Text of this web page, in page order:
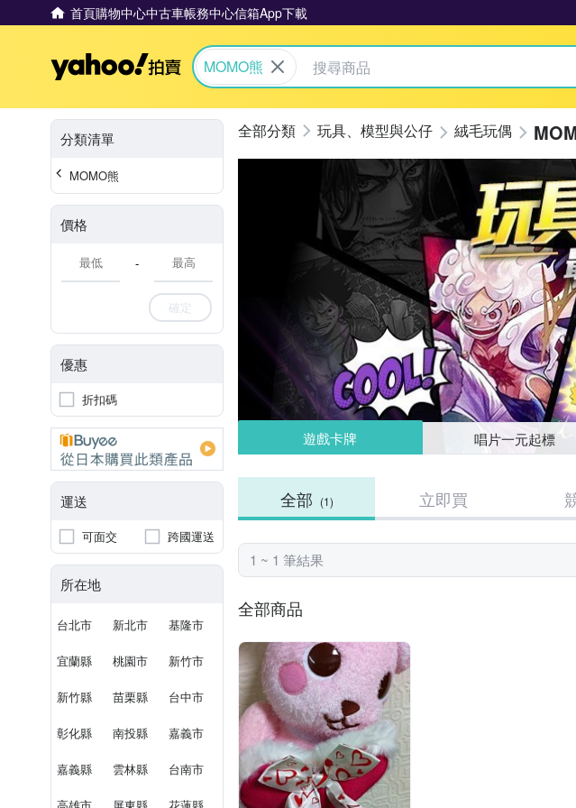
首頁購物中心中古車帳務中心信箱App下載
Yahoo拍賣
MOMO熊
分類清單
MOMO熊
價格
-
確定
優惠
折扣碼
運送
可面交 跨國運送
所在地
台北市 新北市 基隆市
宜蘭縣 桃園市 新竹市
新竹縣 苗栗縣 台中市
彰化縣 南投縣 嘉義市
嘉義縣 雲林縣 台南市
玩具、模型與公仔 絨毛玩偶
遊戲卡牌 唱片一元起標
全部 (1) 立即買
1 ~ 1 筆結果
全部商品